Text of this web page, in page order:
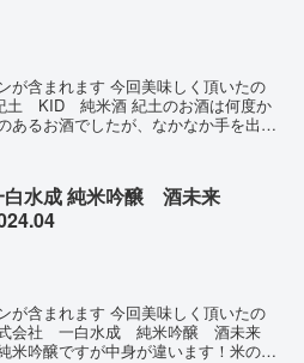
が含まれます 今回美味しく頂いたの
土 KID 純米酒 紀土のお酒は何度か
あるお酒でしたが、なかなか手を出さ
白水成 純米吟醸 酒未来
が含まれます 今回美味しく頂いたの
式会社 一白水成 純米吟醸 酒未来
米吟醸ですが中身が違います！米の品